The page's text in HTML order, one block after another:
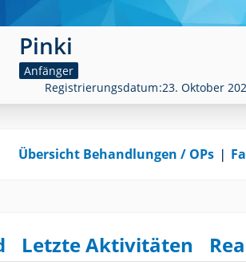
Pinki
Anfänger
Registrierungsdatum 23. Oktober
Übersicht Behandlungen / OPs❘
Letzte Aktivitäten